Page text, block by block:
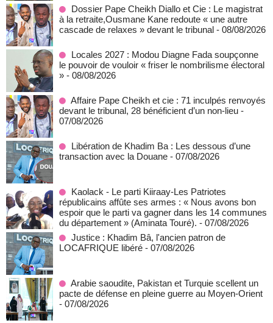
Dossier Pape Cheikh Diallo et Cie : Le magistrat
à la retraite,Ousmane Kane redoute « une autre
cascade de relaxes » devant le tribunal - 08/08/2026
Locales 2027 : Modou Diagne Fada soupçonne
le pouvoir de vouloir « friser le nombrilisme électoral
» - 08/08/2026
Affaire Pape Cheikh et cie : 71 inculpés renvoyés
devant le tribunal, 28 bénéficient d’un non-lieu -
07/08/2026
Libération de Khadim Ba : Les dessous d’une
transaction avec la Douane - 07/08/2026
Kaolack - Le parti Kiiraay-Les Patriotes
républicains affûte ses armes : « Nous avons bon
espoir que le parti va gagner dans les 14 communes
du département » (Aminata Touré). - 07/08/2026
Justice : Khadim Bâ, l'ancien patron de
LOCAFRIQUE libéré - 07/08/2026
Arabie saoudite, Pakistan et Turquie scellent un
pacte de défense en pleine guerre au Moyen-Orient
- 07/08/2026